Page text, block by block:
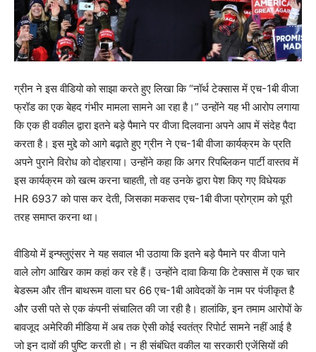
ग्रीन ने इस वीडियो को साझा करते हुए लिखा कि “नॉर्थ टेक्सास में एच-1बी वीजा
फ्रॉड का एक बेहद गंभीर मामला सामने आ रहा है।” उन्होंने यह भी आरोप लगाया
कि एक ही वकील द्वारा इतने बड़े पैमाने पर वीजा दिलवाना अपने आप में संदेह पैदा
करता है। इस मुद्दे को आगे बढ़ाते हुए ग्रीन ने एच-1बी वीजा कार्यक्रम के प्रति
अपने पुराने विरोध को दोहराया। उन्होंने कहा कि अगर रिपब्लिकन पार्टी वास्तव में
इस कार्यक्रम को खत्म करना चाहती, तो वह उनके द्वारा पेश किए गए विधेयक
HR 6937 को पास कर देती, जिसका मकसद एच-1बी वीजा प्रोग्राम को पूरी
तरह समाप्त करना था।
वीडियो में इन्फ्लुएंसर ने यह सवाल भी उठाया कि इतने बड़े पैमाने पर वीजा पाने
वाले लोग आखिर काम कहां कर रहे हैं। उन्होंने दावा किया कि टेक्सास में एक चार
बेडरूम और तीन बाथरूम वाला घर 66 एच-1बी आवेदकों के नाम पर पंजीकृत है
और उसी पते से एक कंपनी संचालित की जा रही है। हालांकि, इन तमाम आरोपों के
बावजूद अमेरिकी मीडिया में अब तक ऐसी कोई स्वतंत्र रिपोर्ट सामने नहीं आई है
जो इन दावों की पुष्टि करती हो। न ही संबंधित वकील या सरकारी एजेंसियों की